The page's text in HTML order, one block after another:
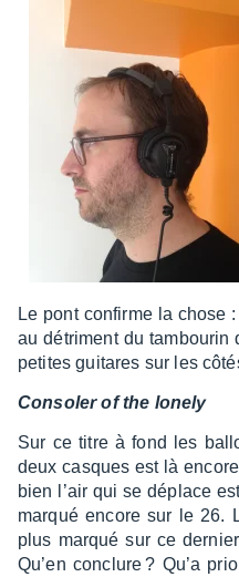
Le pont confirme la chose
au détri­ment du tambou­rin
petites guitares sur les
Conso­ler of the lonely
Sur ce titre à fond les
deux casques est là
bien l’air qui se déplace
marqué encore sur le 26.
plus marqué sur ce
Qu’en conclure ? Qu’a